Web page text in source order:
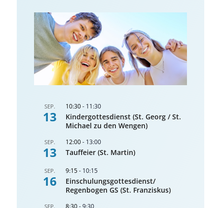
SEP.
13
10:30- 11:30
Kindergottesdienst (St. Georg / St.
Michael zu den Wengen)
SEP.
13
12:00- 13:00
Tauffeier (St. Martin)
SEP.
16
9:15- 10:15
Einschulungsgottesdienst/
Regenbogen GS (St. Franziskus)
SEP.